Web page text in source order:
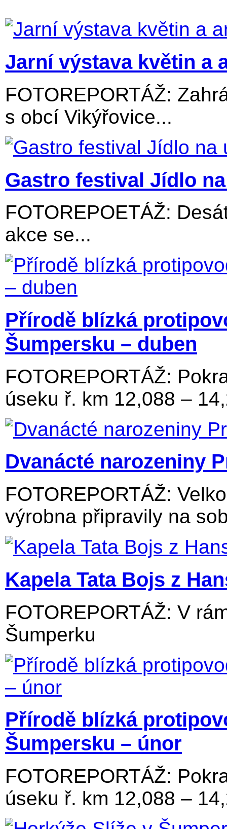
Jarní výstava květin a
FOTOREPORTÁŽ:
s obcí Vikýřovice...
Gastro festival Jídlo
FOTOREPOETÁŽ:
akce se...
Přírodě blízká
Šumpersku – duben
FOTOREPORTÁŽ:
úseku ř. km 12,088 –
Dvanácté narozeniny
FOTOREPORTÁŽ:
výrobna připravily na
Kapela Tata Bojs z
FOTOREPORTÁŽ: V
Šumperku
Přírodě blízká
Šumpersku – únor
FOTOREPORTÁŽ:
úseku ř. km 12,088 –